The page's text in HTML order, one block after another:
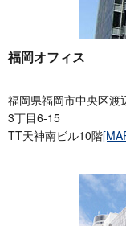
福岡オフィス
福岡県福岡市中央区渡
3丁目6-15
TT天神南ビル10階